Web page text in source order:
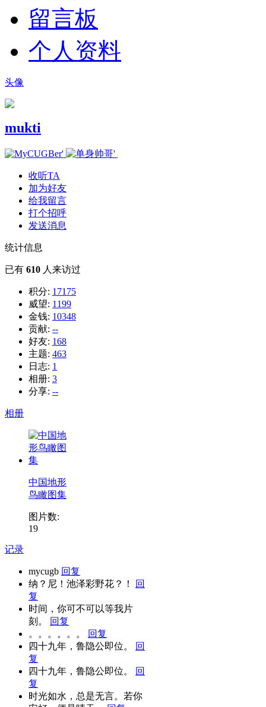
留言板
个人资料
头像
mukti
收听TA
加为好友
给我留言
打个招呼
发送消息
统计信息
已有 610 人来访过
积分: 17175
威望: 1199
金钱: 10348
贡献: --
好友: 168
主题: 463
日志: 1
相册: 3
分享: --
相册
中国地形
鸟瞰图集
图片数:
19
记录
mycugb 回复
纳？尼！池泽彩野花？！
回
复
时间，你可不可以等我片
刻。
回复
。。。。。。
回复
四十九年，鲁隐公即位。
回
复
四十九年，鲁隐公即位。
回
复
时光如水，总是无言。若你